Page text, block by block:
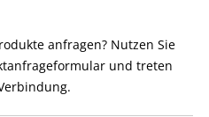
anfragen? Nutzen Sie
und treten